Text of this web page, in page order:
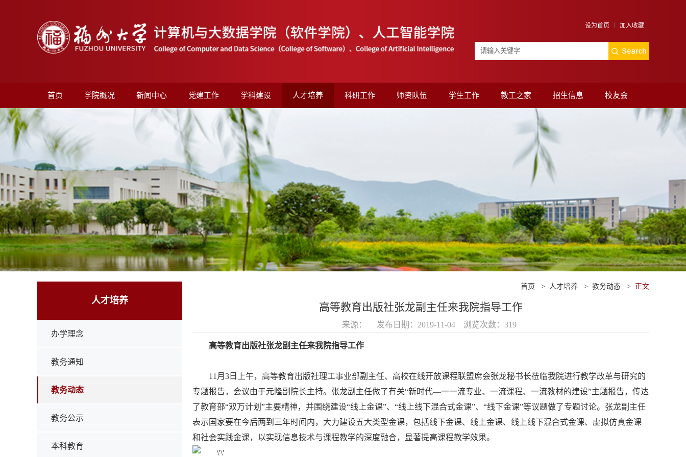
设为首页 加入收藏
首页 学院概况 新闻中心 党建工作 学科建设 人才培养 科研工作 师资队伍 学生工作 教工之家 招生信息 校友会
人才培养
办学理念
教务通知
教务动态
教务公示
本科教育
首页 > 人才培养 > 教务动态 > 正文
高等教育出版社张龙副主任来我院指导工作
来源： 发布日期：2019-11-04 浏览次数： 319
高等教育出版社张龙副主任来我院指导工作
11 月 3 日上午，高等教育出版社理工事业部副主任、高校在线开放课程联盟席会张龙秘书长莅临我院进行教学改革与研究的
专题报告，会议由于元隆副院长主持。张龙副主任做了有关“新时代—一一流专业、一流课程、一流教材的建设”主题报告，传达
了教育部“双万计划”主要精神，并围绕建设“线上金课”、“线上线下混合式金课”、“线下金课”等议题做了专题讨论。张龙副主任
表示国家要在今后两到三年时间内，大力建设五大类型金课，包括线下金课、线上金课、线上线下混合式金课、虚拟仿真金课
和社会实践金课，以实现信息技术与课程教学的深度融合，显著提高课程教学效果。